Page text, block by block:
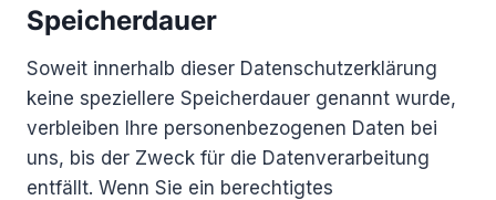
Speicherdauer
Soweit innerhalb dieser Datenschutzerklärung
keine speziellere Speicherdauer genannt wurde,
verbleiben Ihre personenbezogenen Daten bei
uns, bis der Zweck für die Datenverarbeitung
entfällt. Wenn Sie ein berechtigtes